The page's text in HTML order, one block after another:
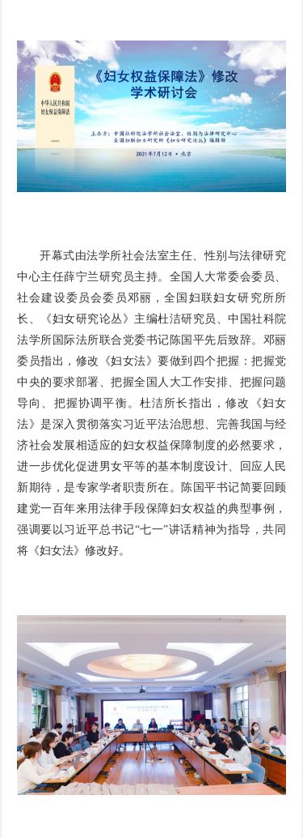
开幕式由法学所社会法室主任、性别与法律研究
中心主任薛宁兰研究员主持。全国人大常委会委员、
社会建设委员会委员邓丽，全国妇联妇女研究所所
长、《妇女研究论丛》主编杜洁研究员、中国社科院
法学所国际法所联合党委书记陈国平先后致辞。邓丽
委员指出，修改《妇女法》要做到四个把握：把握党
中央的要求部署、把握全国人大工作安排、把握问题
导向、把握协调平衡。杜洁所长指出，修改《妇女
法》是深入贯彻落实习近平法治思想、完善我国与经
济社会发展相适应的妇女权益保障制度的必然要求，
进一步优化促进男女平等的基本制度设计、回应人民
新期待，是专家学者职责所在。陈国平书记简要回顾
建党一百年来用法律手段保障妇女权益的典型事例，
强调要以习近平总书记“七一”讲话精神为指导，共同
将《妇女法》修改好。